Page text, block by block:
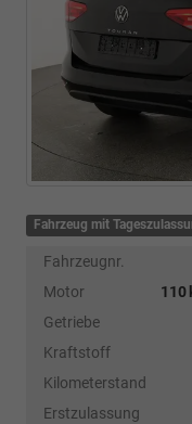
Fahrzeug mit
Fahrzeugnr.
Motor
110
Getriebe
Kraftstoff
Kilometerstand
Erstzulassung